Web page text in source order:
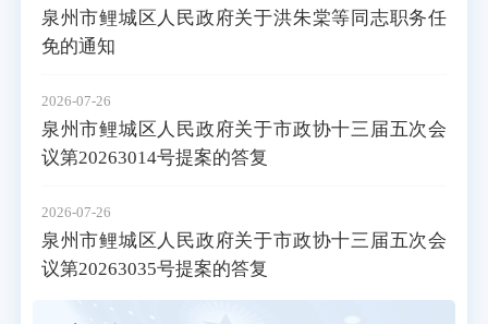
泉州市鲤城区人民政府关于洪朱棠等同志职务任
免的通知
2026-07-26
泉州市鲤城区人民政府关于市政协十三届五次会
议第20263014号提案的答复
2026-07-26
泉州市鲤城区人民政府关于市政协十三届五次会
议第20263035号提案的答复